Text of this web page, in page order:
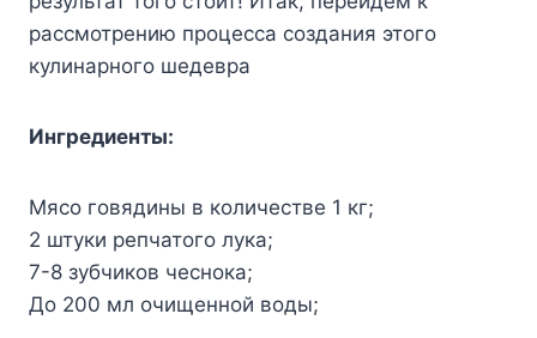
рассмотрению процесса создания этого
кулинарного шедевра
Ингредиенты:
Мясо говядины в количестве 1 кг;
2 штуки репчатого лука;
7-8 зубчиков чеснока;
До 200 мл очищенной воды;